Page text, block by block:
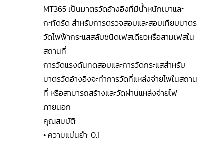
MT365 เป็นมาตรวัดอ้างอิงที่มีน้ำหนักเบาและ
กะทัดรัด สำหรับการตรวจสอบและสอบเทียบมาตร
วัดไฟฟ้ากระแสสลับชนิดเฟสเดียวหรือสามเฟสใน
สถานที่
การวัดแรงดันทดสอบและการวัดกระแสสำหรับ
มาตรวัดอ้างอิงจะทำการวัดที่แหล่งจ่ายไฟในสถาน
ที่ หรือสามารถสร้างและวัดผ่านแหล่งจ่ายไฟ
ภายนอก
คุณสมบัติ:
• ความแม่นยำ: 0.1